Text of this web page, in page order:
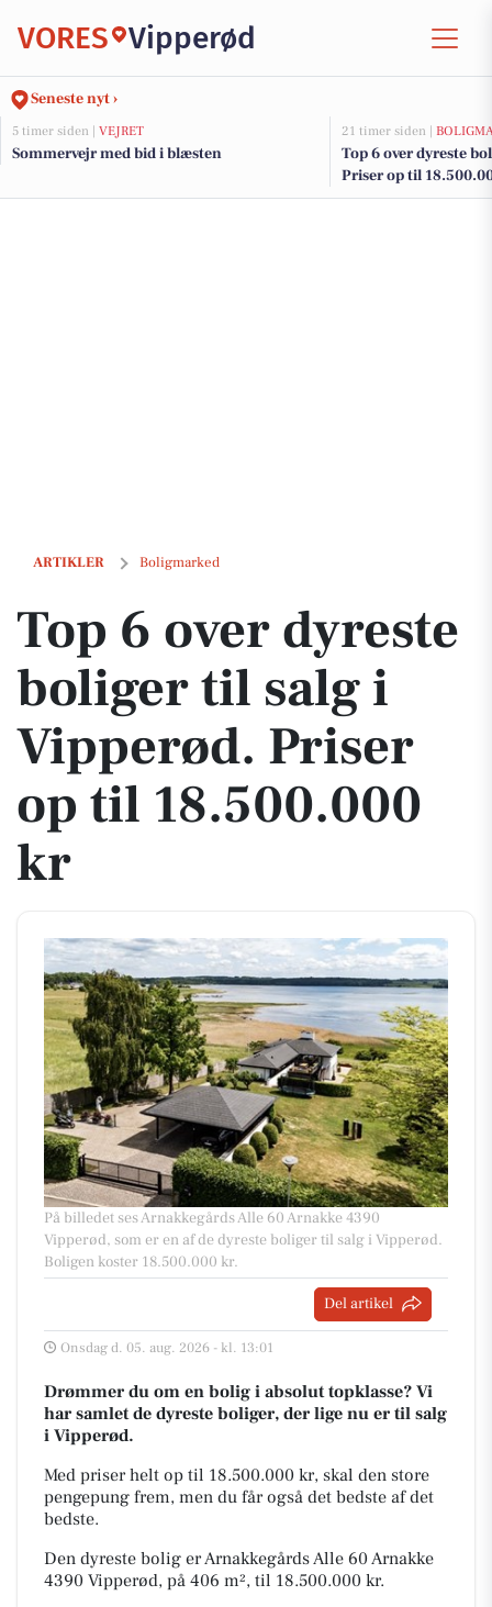
VORES Vipperød
Seneste nyt ›
5 timer siden | VEJRET
Sommervejr med bid i blæsten
21 timer siden |
Top 6 over dyreste
Priser op til
ARTIKLER Boligmarked
Top 6 over dyreste boliger til salg i Vipperød. Priser op til 18.500.000
Top 6 over dyreste
boliger til salg i
Vipperød. Priser
op til 18.500.000
kr
På billedet ses Arnakkegårds Alle 60 Arnakke 4390
Vipperød, som er en af de dyreste boliger til salg i Vipperød.
Boligen koster 18.500.000 kr.
Del artikel
Onsdag d. 05. aug. 2026 - kl. 13:01
Drømmer du om en bolig i absolut topklasse? Vi
har samlet de dyreste boliger, der lige nu er til salg
i Vipperød.
Med priser helt op til 18.500.000 kr, skal den store
pengepung frem, men du får også det bedste af det
bedste.
Den dyreste bolig er Arnakkegårds Alle 60 Arnakke
4390 Vipperød, på 406 m², til 18.500.000 kr.